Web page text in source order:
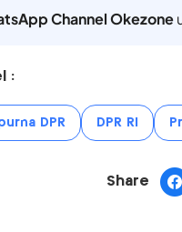
Channel Okezone
:
DPR DPR RI
Share